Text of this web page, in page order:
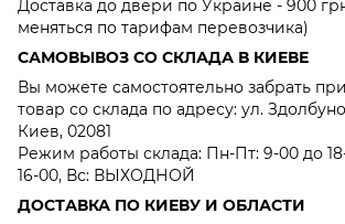
Доставка до двери по Украине - 900
меняться по тарифам перевозчика)
САМОВЫВОЗ СО СКЛАДА В КИЕВЕ
Вы можете самостоятельно забрать
товар со склада по адресу: ул.
Киев, 02081
Режим работы склада: Пн-Пт: 9-00 до
16-00, Вс: ВЫХОДНОЙ
ДОСТАВКА ПО КИЕВУ И ОБЛАСТИ